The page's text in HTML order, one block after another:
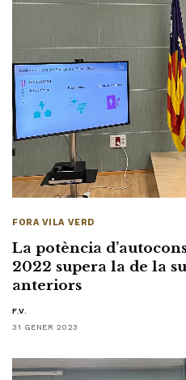
FORA VILA VERD
La potència
2022 supera la de la
anteriors
F.V.
31 GENER 2023